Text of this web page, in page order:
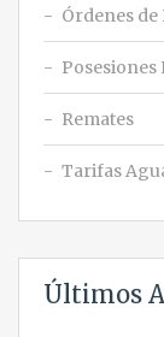
Órdenes de
Posesiones
Remates
Tarifas
Últimos